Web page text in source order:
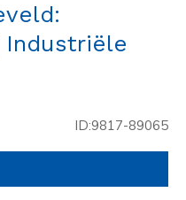
ID:9817-89065